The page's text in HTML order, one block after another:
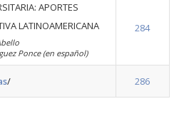
APORTES
LATINOAMERICANA
Ponce (en español)
284
/ 286